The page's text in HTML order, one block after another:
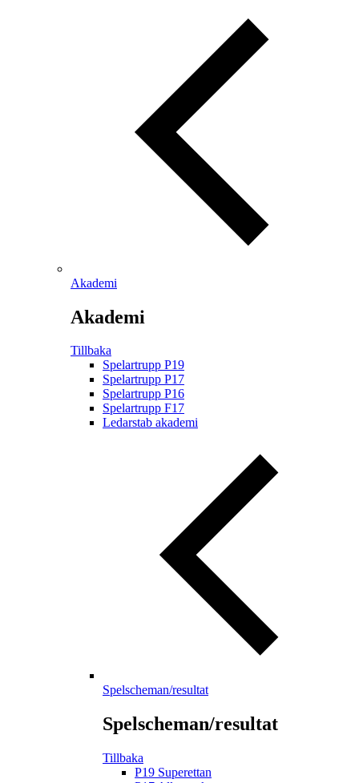
Akademi
Akademi
Tillbaka
Spelartrupp P19
Spelartrupp P17
Spelartrupp P16
Spelartrupp F17
Ledarstab akademi
Spelscheman/resultat
Spelscheman/resultat
Tillbaka
P19 Superettan